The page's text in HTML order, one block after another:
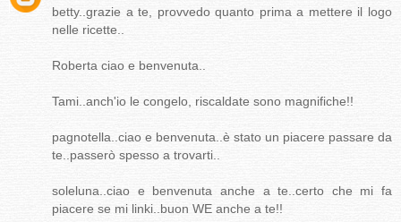
betty..grazie a te, provvedo quanto prima a mettere il logo
nelle ricette..
Roberta ciao e benvenuta..
Tami..anch'io le congelo, riscaldate sono magnifiche!!
pagnotella..ciao e benvenuta..è stato un piacere passare da
te..passerò spesso a trovarti..
soleluna..ciao e benvenuta anche a te..certo che mi fa
piacere se mi linki..buon WE anche a te!!